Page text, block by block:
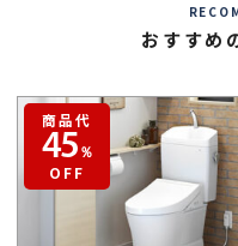
おすすめ
商品代
45 ％
OFF